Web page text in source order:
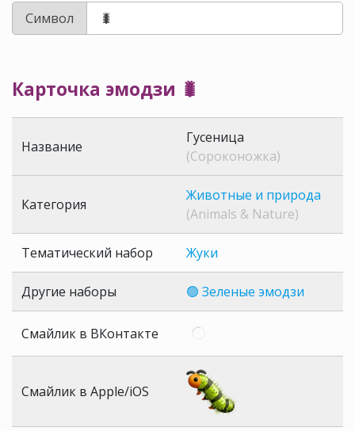
Символ
Карточка эмодзи 🐛
Название
Гусеница
(Сороконожка)
Категория
Животные и природа
(Animals & Nature)
Тематический набор Жуки
Другие наборы 🟢 Зеленые эмодзи
Смайлик в ВКонтакте
Смайлик в Apple/iOS